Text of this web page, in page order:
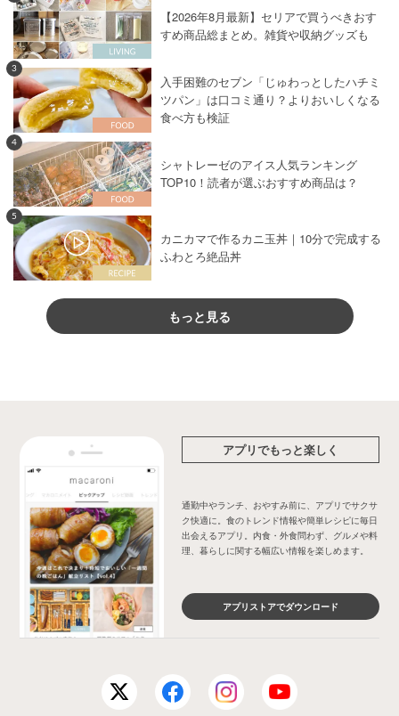
【2026年8月最新】セリアで買うべきおす
すめ商品総まとめ。雑貨や収納グッズも
3
入手困難のセブン「じゅわっとしたハチミ
ツパン」は口コミ通り？よりおいしくなる
食べ方も検証
4
シャトレーゼのアイス人気ランキング
TOP10！読者が選ぶおすすめ商品は？
5
カニカマで作るカニ玉丼｜10分で完成する
ふわとろ絶品丼
もっと見る
アプリでもっと楽しく
通勤中やランチ、おやすみ前に、アプリでサクサ
ク快適に。食のトレンド情報や簡単レシピに毎日
出会えるアプリ。内食・外食問わず、グルメや料
理、暮らしに関する幅広い情報を楽しめます。
アプリストアでダウンロード